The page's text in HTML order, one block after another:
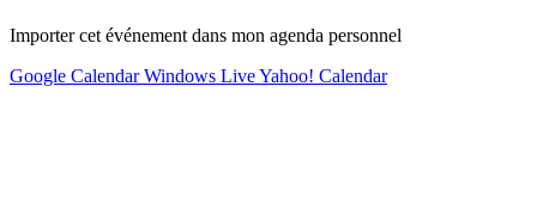
Importer cet événement dans mon agenda personnel
Google CalendarWindows LiveYahoo! Calendar